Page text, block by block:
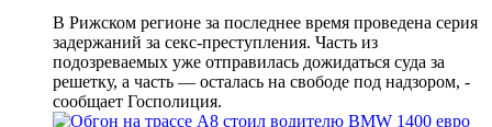
В Рижском регионе за последнее время проведена серия
задержаний за секс-преступления. Часть из
подозреваемых уже отправилась дожидаться суда за
решетку, а часть — осталась на свободе под надзором, -
сообщает Госполиция.